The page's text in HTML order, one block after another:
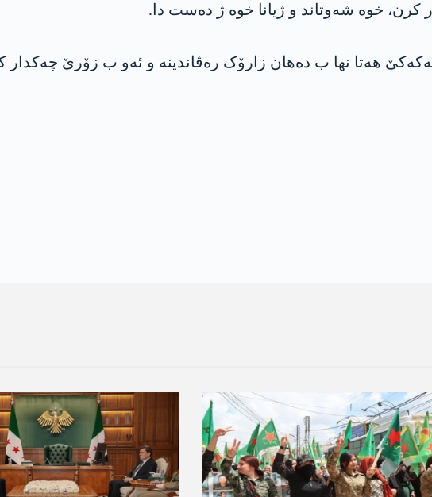
کرن، خوە شەوتاند و ژیانا خوە ژ دەست دا.
ھەتا نھا ب دەھان زارۆک رەڤاندینە و ئەو ب زۆرێ چەکدار